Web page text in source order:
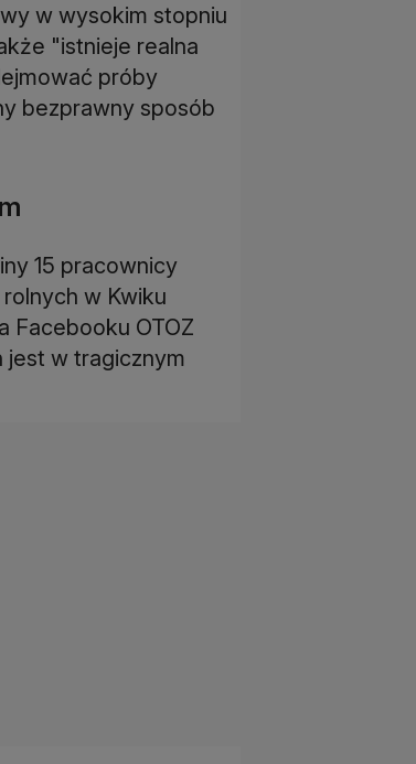
w wysokim stopniu
"istnieje realna
próby
bezprawny sposób
15 pracownicy
w Kwiku
Facebooku OTOZ
jest w tragicznym